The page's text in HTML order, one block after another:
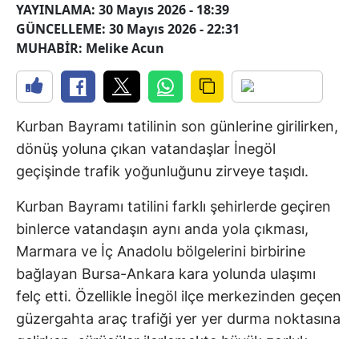
YAYINLAMA: 30 Mayıs 2026 - 18:39
GÜNCELLEME: 30 Mayıs 2026 - 22:31
MUHABİR: Melike Acun
Kurban Bayramı tatilinin son günlerine girilirken,
dönüş yoluna çıkan vatandaşlar İnegöl
geçişinde trafik yoğunluğunu zirveye taşıdı.
Kurban Bayramı tatilini farklı şehirlerde geçiren
binlerce vatandaşın aynı anda yola çıkması,
Marmara ve İç Anadolu bölgelerini birbirine
bağlayan Bursa-Ankara kara yolunda ulaşımı
felç etti. Özellikle İnegöl ilçe merkezinden geçen
güzergahta araç trafiği yer yer durma noktasına